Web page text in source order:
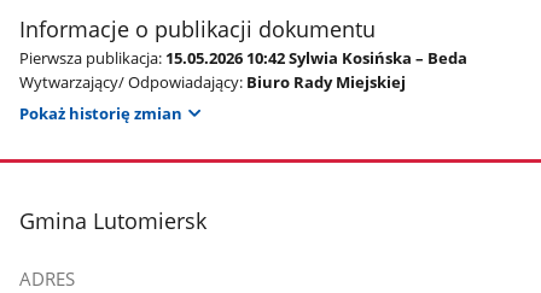
Informacje o publikacji dokumentu
Pierwsza publikacja: 15.05.2026 10:42 Sylwia Kosińska – Beda
Wytwarzający/ Odpowiadający: Biuro Rady Miejskiej
Pokaż historię zmian
stopka
Gmina Lutomiersk
ADRES